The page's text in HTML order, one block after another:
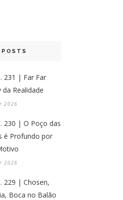
231 | Far Far
da Realidade
2026
230 | O Poço das
é Profundo por
2026
229 | Chosen,
Boca no Balão